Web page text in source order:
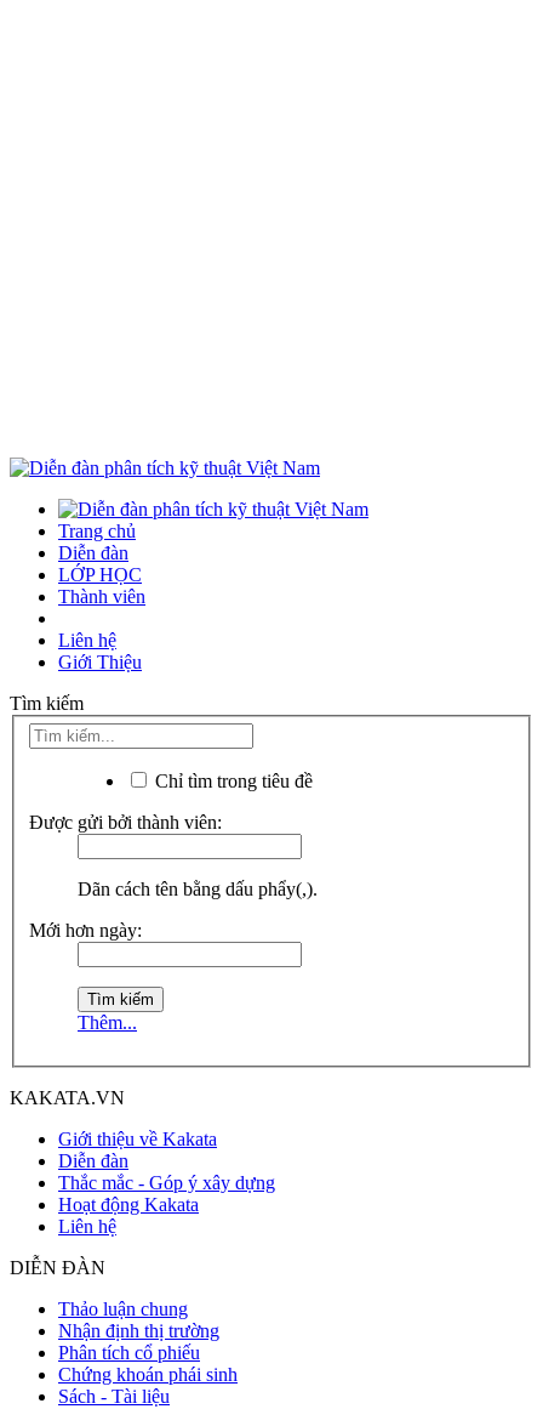
Trang chủ
Diễn đàn
LỚP HỌC
Thành viên
Liên hệ
Giới Thiệu
Tìm kiếm
Chỉ tìm trong tiêu đề
Được gửi bởi thành viên:
Dãn cách tên bằng dấu phẩy(,).
Mới hơn ngày:
Thêm...
KAKATA.VN
Giới thiệu về Kakata
Diễn đàn
Thắc mắc - Góp ý xây dựng
Hoạt động Kakata
Liên hệ
DIỄN ĐÀN
Thảo luận chung
Nhận định thị trường
Phân tích cổ phiếu
Chứng khoán phái sinh
Sách - Tài liệu